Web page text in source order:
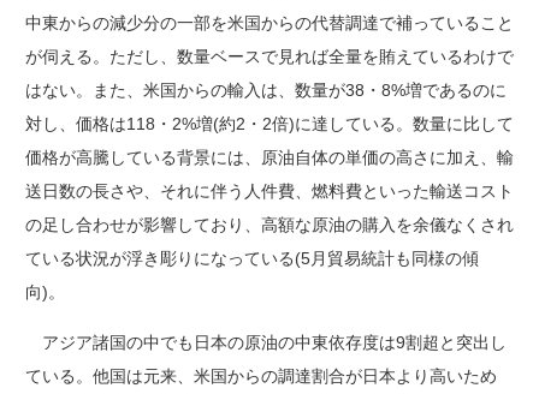
中東からの減少分の一部を米国からの代替調達で補っていること
が伺える。ただし、数量ベースで見れば全量を賄えているわけで
はない。また、米国からの輸入は、数量が38・8%増であるのに
対し、価格は118・2%増(約2・2倍)に達している。数量に比して
価格が高騰している背景には、原油自体の単価の高さに加え、輸
送日数の長さや、それに伴う人件費、燃料費といった輸送コスト
の足し合わせが影響しており、高額な原油の購入を余儀なくされ
ている状況が浮き彫りになっている(5月貿易統計も同様の傾
向)。
アジア諸国の中でも日本の原油の中東依存度は9割超と突出し
ている。他国は元来、米国からの調達割合が日本より高いため